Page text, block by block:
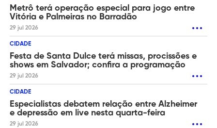
Metrô terá operação especial para jogo entre
Vitória e Palmeiras no Barradão
29 jul 2026
CIDADE
Festa de Santa Dulce terá missas, procissões e
shows em Salvador; confira a programação
29 jul 2026
CIDADE
Especialistas debatem relação entre Alzheimer
e depressão em live nesta quarta-feira
29 jul 2026